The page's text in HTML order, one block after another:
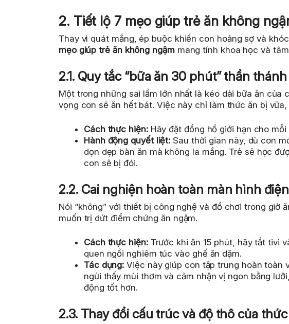
2. Tiết lộ 7 mẹo giúp trẻ ăn không
Thay vì quát mắng, ép buộc khiến con hoảng sợ và
mẹo giúp trẻ ăn không ngậmmang tính khoa học và
2.1. Quy tắc “bữa ăn 30 phút” thần thánh
Một trong những sai lầm lớn nhất là kéo dài bữa ăn
vọng con sẽ ăn hết bát. Việc này chỉ làm thức ăn bị
Cách thực hiện:Hãy đặt đồng hồ giới hạn cho
Hành động quyết liệt: Sau thời gian này, dù con
dọn dẹp bàn ăn mà không la mắng. Trẻ sẽ học
con sẽ bị đói.
2.2. Cai nghiện hoàn toàn màn hình
Nói “không” với thiết bị công nghệ và đồ chơi trong giờ
muốn trị dứt điểm chứng ăn ngậm.
Cách thực hiện:Trước khi ăn 15 phút, hãy tắt tivi
quen ngồi nghiêm túc vào ghế ăn dặm.
Tác dụng: Việc này giúp con tập trung hoàn toàn
ngửi thấy mùi thơm và cảm nhận vị ngon bằng
động tốt hơn.
2.3. Thay đổi cấu trúc và độ thô của